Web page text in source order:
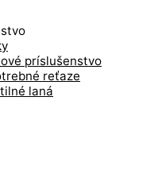
príslušenstvo
reťaze
laná